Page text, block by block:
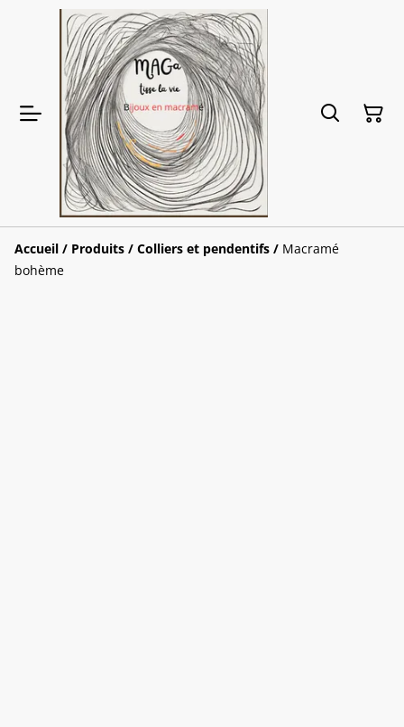
Accueil / Produits / Colliers et pendentifs / Macramé
bohème